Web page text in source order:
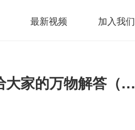
最新视频 加入我们
科普新知：写给大家的万物解答（共九册）